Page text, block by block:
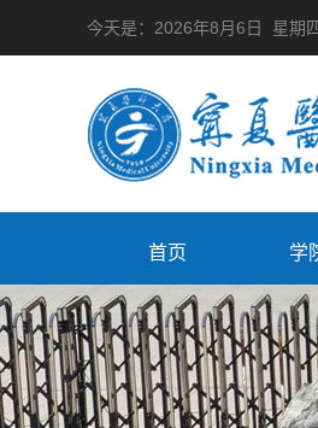
今天是： 2026年8月6日 星期
首页 学